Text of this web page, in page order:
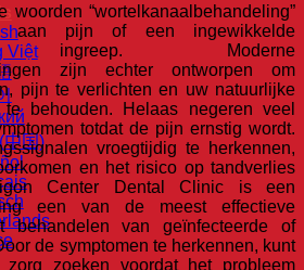
Việt
中国)
woorden “wortelkanaalbehandeling”
aan pijn of een ingewikkelde
ingreep. Moderne
zijn echter ontworpen om
pijn te verlichten en uw natuurlijke
behouden. Helaas negeren veel
totdat de pijn ernstig wordt.
vroegtijdig te herkennen,
en het risico op tandverlies
Center Dental Clinic is een
een van de meest effectieve
behandelen van geïnfecteerde of
de symptomen te herkennen, kunt
zoeken voordat het probleem